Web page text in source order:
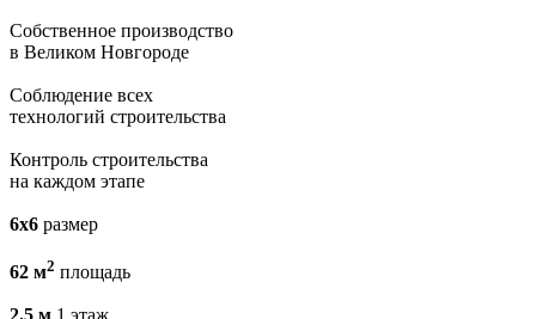
Собственное производство
в Великом Новгороде
Соблюдение всех
технологий строительства
Контроль строительства
на каждом этапе
6x6 размер
62 м2 площадь